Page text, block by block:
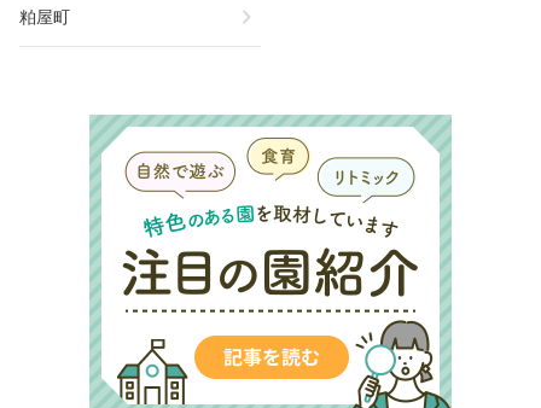
粕屋町 chevron_right